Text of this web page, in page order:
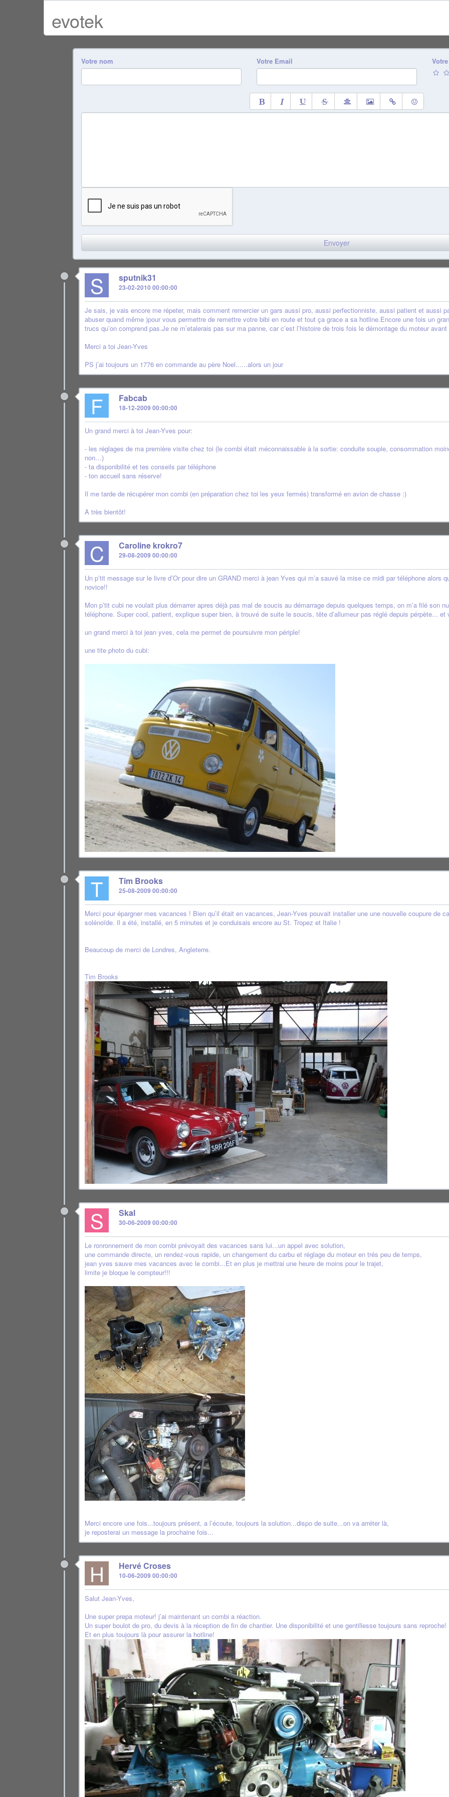
evotek
Votre nom Votre Email
S sputnik31
23-02-2010 00:00:00
Je sais, je vais encore me répeter, mais comment remercier un gars aussi pro, aussi perfectionniste, aussi patient et aussi
abuser quand même )pour vous permettre de remettre votre bibi en route et tout ça grace a sa hotline.Encore une fois un
trucs qu’on comprend pas.Je ne m’etalerais pas sur ma panne, car c’est l’histoire de trois fois le démontage du moteur
Merci a toi Jean-Yves
PS j’ai toujours un 1776 en commande au père Noel......alors un jour
F Fabcab
18-12-2009 00:00:00
Un grand merci à toi Jean-Yves pour:
- les réglages de ma première visite chez toi (le combi était méconnaissable à la sortie: conduite souple, consommation
non…)
- ta disponibilité et tes conseils par téléphone
- ton accueil sans réserve!
Il me tarde de récupérer mon combi (en préparation chez toi les yeux fermés) transformé en avion de chasse :)
A très bientôt!
C Caroline krokro7
29-08-2009 00:00:00
Un p’tit message sur le livre d’Or pour dire un GRAND merci à jean Yves qui m’a sauvé la mise ce midi par téléphone alors
novice!!
Mon p’tit cubi ne voulait plus démarrer apres déjà pas mal de soucis au démarrage depuis quelques temps, on m’a filé son
téléphone. Super cool, patient, explique super bien, à trouvé de suite le soucis, tête d’allumeur pas réglé depuis pérpète...
un grand merci à toi jean yves, cela me permet de poursuivre mon périple!
une tite photo du cubi:
T Tim Brooks
25-08-2009 00:00:00
Merci pour épargner mes vacances ! Bien qu’il était en vacances, Jean-Yves pouvait installer une une nouvelle coupure de
solénoïde. Il a été, installé, en 5 minutes et je conduisais encore au St. Tropez et Italie !
Beaucoup de merci de Londres, Angleterre.
Tim Brooks
S Skal
30-06-2009 00:00:00
Le ronronnement de mon combi prévoyait des vacances sans lui...un appel avec solution,
une commande directe, un rendez-vous rapide, un changement du carbu et réglage du moteur en trés peu de temps,
jean yves sauve mes vacances avec le combi...Et en plus je mettrai une heure de moins pour le trajet,
limite je bloque le compteur!!!
Merci encore une fois...toujours présent, a l’écoute, toujours la solution...dispo de suite...on va arréter là,
je reposterai un message la prochaine fois...
H Hervé Croses
10-06-2009 00:00:00
Salut Jean-Yves,
Une super prepa moteur! j’ai maintenant un combi a réaction.
Un super boulot de pro, du devis à la réception de fin de chantier. Une disponibilité et une gentillesse toujours sans reproche!
Et en plus toujours là pour assurer la hotline!